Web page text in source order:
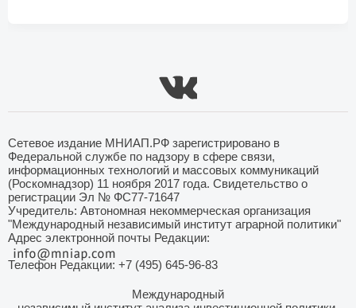
Сетевое издание МНИАП.РФ зарегистрировано в
Федеральной службе по надзору в сфере связи,
информационных технологий и массовых коммуникаций
(Роскомнадзор) 11 ноября 2017 года. Свидетельство о
регистрации Эл № ФС77-71647
Учредитель: Автономная некоммерческая организация
"Международный независимый институт аграрной политики"
Адрес электронной почты Редакции:
Телефон Редакции: +7 (495) 645-96-83
Международный